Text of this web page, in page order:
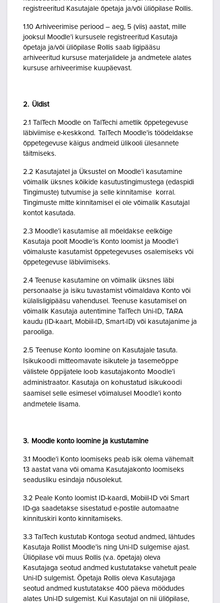
registreeritud Kasutajale õpetaja ja/või üliõpilase Rollis.
1.10 Arhiveerimise periood – aeg, 5 (viis) aastat, mille
jooksul Moodle’i kursusele registreeritud Kasutaja
õpetaja ja/või üliõpilase Rollis saab ligipääsu
arhiveeritud kursuse materjalidele ja andmetele alates
kursuse arhiveerimise kuupäevast.
2. Üldist
2.1 TalTech Moodle on TalTechi ametlik õppetegevuse
läbiviimise e-keskkond. TalTech Moodle’is töödeldakse
õppetegevuse käigus andmeid ülikooli ülesannete
täitmiseks.
2.2 Kasutajatel ja Üksustel on Moodle’i kasutamine
võimalik üksnes kõikide kasutustingimustega (edaspidi
Tingimuste) tutvumise ja selle kinnitamise korral.
Tingimuste mitte kinnitamisel ei ole võimalik Kasutajal
kontot kasutada.
2.3 Moodle’i kasutamise all mõeldakse eelkõige
Kasutaja poolt Moodle’is Konto loomist ja Moodle’i
võimaluste kasutamist õppetegevuses osalemiseks või
õppetegevuse läbiviimiseks.
2.4 Teenuse kasutamine on võimalik üksnes läbi
personaalse ja isiku tuvastamist võimaldava Konto või
külalisligipääsu vahendusel. Teenuse kasutamisel on
võimalik Kasutaja autentimine TalTech Uni-ID, TARA
kaudu (ID-kaart, Mobiil-ID, Smart-ID) või kasutajanime ja
parooliga.
2.5 Teenuse Konto loomine on Kasutajale tasuta.
Isikukoodi mitteomavate isikutele ja tasemeõppe
välistele õppijatele loob kasutajakonto Moodle’i
administraator. Kasutaja on kohustatud isikukoodi
saamisel selle esimesel võimalusel Moodle’i konto
andmetele lisama.
3. Moodle konto loomine ja kustutamine
3.1 Moodle’i Konto loomiseks peab isik olema vähemalt
13 aastat vana või omama Kasutajakonto loomiseks
seadusliku esindaja nõusolekut.
3.2 Peale Konto loomist ID-kaardi, Mobiil-ID või Smart
ID-ga saadetakse sisestatud e-postile automaatne
kinnituskiri konto kinnitamiseks.
3.3 TalTech kustutab Kontoga seotud andmed, lähtudes
Kasutaja Rollist Moodle’is ning Uni-ID sulgemise ajast.
Üliõpilase või muus Rollis (v.a. õpetaja) oleva
Kasutajaga seotud andmed kustutatakse vahetult peale
Uni-ID sulgemist. Õpetaja Rollis oleva Kasutajaga
seotud andmed kustutatakse 400 päeva möödudes
alates Uni-ID sulgemist. Kui Kasutajal on nii üliõpilase,